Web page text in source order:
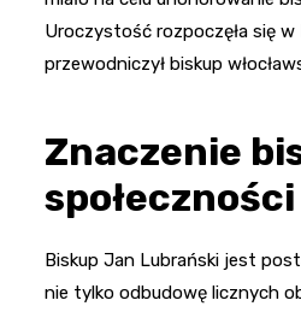
Uroczystość rozpoczęła się
przewodniczył biskup
Znaczenie
społeczności
Biskup Jan Lubrański jest
nie tylko odbudowę licznych